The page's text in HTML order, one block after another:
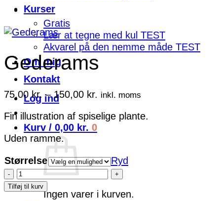
Kurser
Gratis
Lær at tegne med kul TEST
Akvarel på den nemme måde TEST
Om mig
Kontakt
Log ind
Kurv / 0,00 kr. 0
Ingen varer i kurven.
Gederams
75,00kr. – 150,00 kr. Prisinterval:
til
inkl. moms
Fin illustration af spiselige plante.
Uden ramme.
Størrelse
Ryd
Gederams
antal
Tilføj til kurv